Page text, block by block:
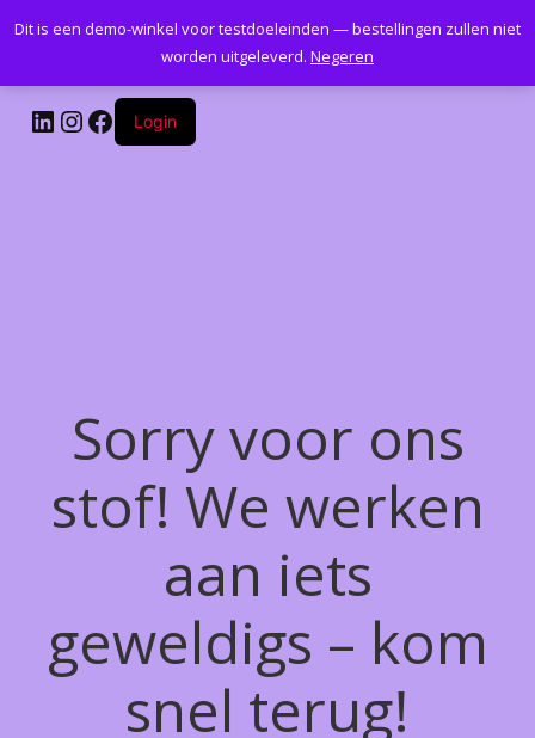
Kantoormeubelenplus.com
LinkedIn
Instagram
Facebook
Login
Sorry voor ons
stof! We werken
aan iets
geweldigs – kom
snel terug!
Dit is een demo-winkel voor testdoeleinden — bestellingen zullen niet
worden uitgeleverd. Negeren